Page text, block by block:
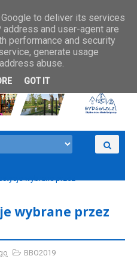
wybrane przez
wybrane przez
BBO2019
to deliver its services
address and user-agent are
performance and security
generate usage
abuse.
GOT IT